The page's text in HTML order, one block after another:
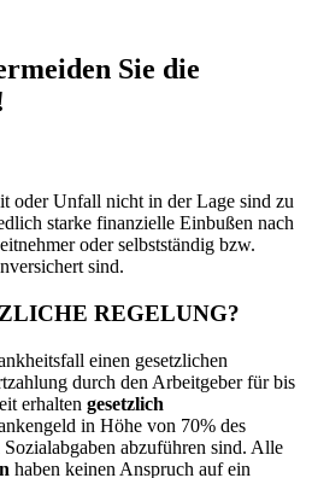
Sie die
oder Unfall nicht in der Lage sind zu
starke finanzielle Einbußen nach
oder selbstständig bzw.
sind.
REGELUNG?
einen gesetzlichen
durch den Arbeitgeber für bis
erhalten gesetzlich
in Höhe von 70% des
abzuführen sind. Alle
haben keinen Anspruch auf ein